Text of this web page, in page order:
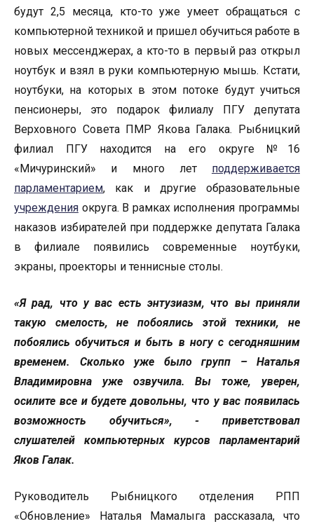
будут 2,5 месяца, кто-то уже умеет обращаться с
компьютерной техникой и пришел обучиться работе в
новых мессенджерах, а кто-то в первый раз открыл
ноутбук и взял в руки компьютерную мышь. Кстати,
ноутбуки, на которых в этом потоке будут учиться
пенсионеры, это подарок филиалу ПГУ депутата
Верховного Совета ПМР Якова Галака. Рыбницкий
филиал ПГУ находится на его округе №16
«Мичуринский» и много лет поддерживается
парламентарием, как и другие образовательные
учреждения округа. В рамках исполнения программы
наказов избирателей при поддержке депутата Галака
в филиале появились современные ноутбуки,
экраны, проекторы и теннисные столы.
«Я рад, что у вас есть энтузиазм, что вы приняли
такую смелость, не побоялись этой техники, не
побоялись обучиться и быть в ногу с сегодняшним
временем. Сколько уже было групп – Наталья
Владимировна уже озвучила. Вы тоже, уверен,
осилите все и будете довольны, что у вас появилась
возможность обучиться», - приветствовал
слушателей компьютерных курсов парламентарий
Яков Галак.
Руководитель Рыбницкого отделения РПП
«Обновление» Наталья Мамалыга рассказала, что